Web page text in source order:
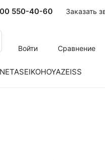
550-40-60 Заказать
Войти Сравнение
SEIKOHOYAZEISS